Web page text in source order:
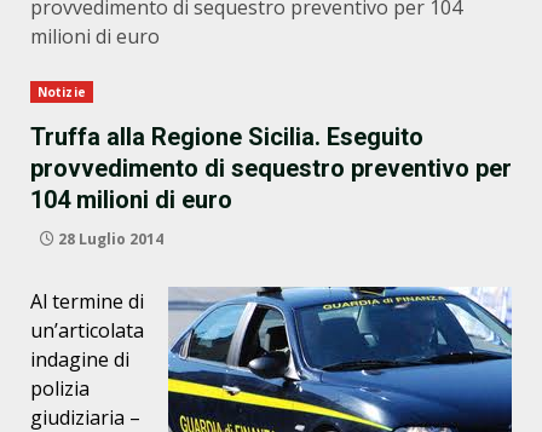
provvedimento di sequestro preventivo per 104
milioni di euro
Notizie
Truffa alla Regione Sicilia. Eseguito
provvedimento di sequestro preventivo per
104 milioni di euro
28 Luglio 2014
Al termine di
un’articolata
indagine di
polizia
giudiziaria –